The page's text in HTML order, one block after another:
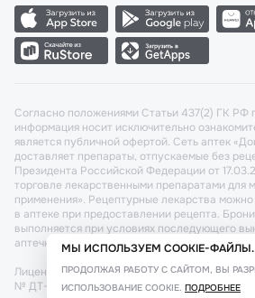
Согласно положениями Статьи 437(2) ГК РФ
информация носит исключительно
является публичной офертой. Сеть аптек
доставляет препараты, отпускаемые без
Президента Российской Федерации от
торговле лекарственными препаратами для
применения». Рецептурные лекарства
в аптеке при предоставлении рецепта.
выполняется при условиях последующего
аптечном пункте.
Лицензия №: ЛО-77-02-011340 от 22 декабря
№ ДТ-77-000421 от 25.10.2021 г. Вопросы по
МЫ ИСПОЛЬЗУЕМ COOKIE-ФАЙЛЫ.
ПРОДОЛЖАЯ РАБОТУ С САЙТОМ, ВЫ
ИСПОЛЬЗОВАНИЕ COOKIE. ПОДРОБНЕЕ